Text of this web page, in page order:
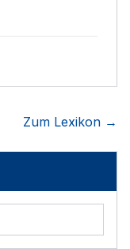
Zum Lexikon →